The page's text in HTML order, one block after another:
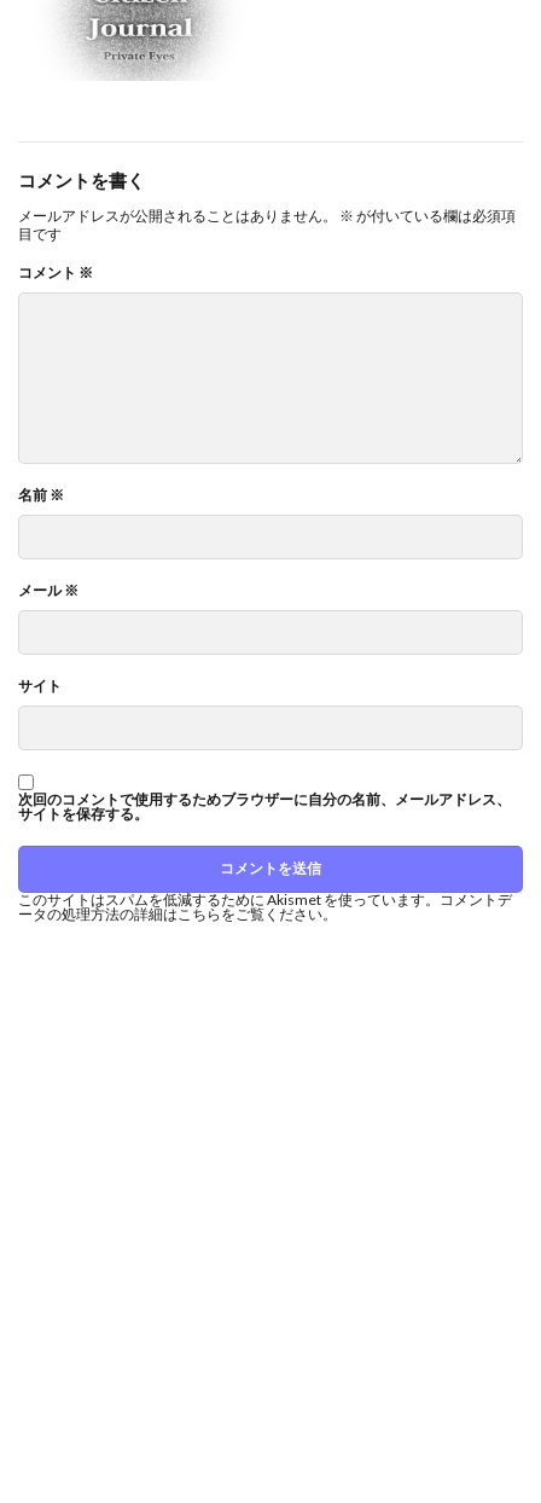
コメントを書く
メールアドレスが公開されることはありません。 ※ が付いている欄は必須項
目です
コメント ※
名前 ※
メール※
サイト
次回のコメントで使用するためブラウザーに自分の名前、メールアドレス、
サイトを保存する。
このサイトはスパムを低減するために Akismet を使っています。コメントデ
ータの処理方法の詳細はこちらをご覧ください。